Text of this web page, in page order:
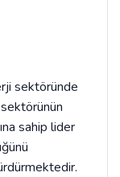
sektöründe
sahip lider